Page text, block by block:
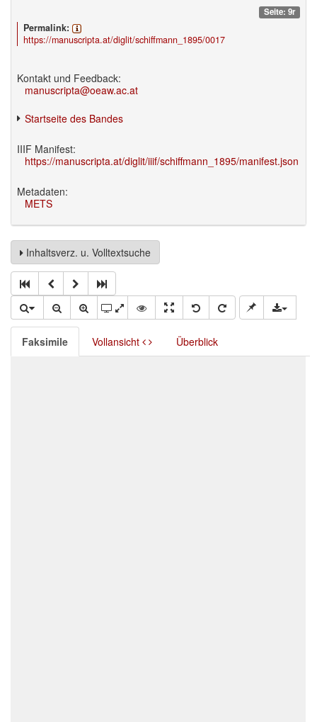
Seite: 9r
Permalink:
https://manuscripta.at/diglit/schiffmann_1895/0017
Kontakt und Feedback:
manuscripta@oeaw.ac.at
Startseite des Bandes
IIIF Manifest:
https://manuscripta.at/diglit/iiif/schiffmann_1895/manifest.json
Metadaten:
METS
Inhaltsverz. u. Volltextsuche
Faksimile Vollansicht Überblick